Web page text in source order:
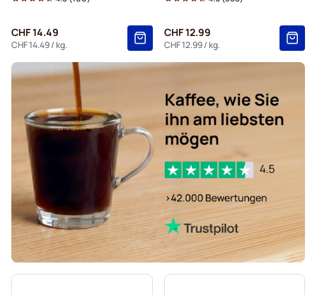
CHF 14.49
CHF 14.49/ kg.
CHF 12.99
CHF 12.99/ kg.